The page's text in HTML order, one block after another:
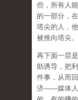
些，所有人
的一部分，
塔尖的人，
被推向塔尖。
再下面一层
助诱导，把
件事，从而
济——媒体人